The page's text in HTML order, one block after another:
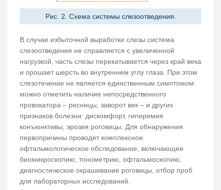
Рис. 2. Схема системы слезоотведения.
В случае избыточной выработки слезы система
слезоотведения не справляется с увеличенной
нагрузкой, часть слезы перекатывается через край века
и орошает шерсть во внутреннем углу глаза. При этом
слезотечение не является единственным симптомом:
можно отметить наличие непосредственного
провокатора – ресницы, заворот век – и других
признаков болезни: дискомфорт, гиперемия
конъюнктивы, эрозия роговицы. Для обнаружения
первопричины проводят комплексное
офтальмологическое обследование, включающее
биомикроскопию, тонометрию, офтальмоскопию,
диагностическое окрашивание роговицы, отбор проб
для лабораторных исследований.